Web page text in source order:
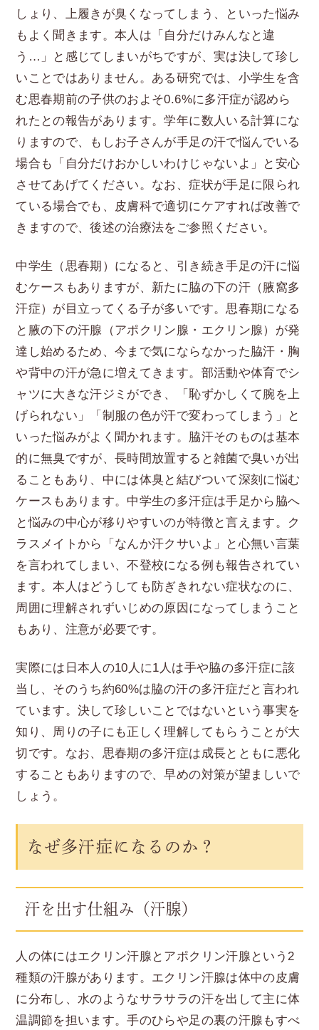
しょり、上履きが臭くなってしまう、といった悩み
もよく聞きます。本人は「自分だけみんなと違
う…」と感じてしまいがちですが、実は決して珍し
いことではありません。ある研究では、小学生を含
む思春期前の子供のおよそ0.6%に多汗症が認めら
れたとの報告があります。学年に数人いる計算にな
りますので、もしお子さんが手足の汗で悩んでいる
場合も「自分だけおかしいわけじゃないよ」と安心
させてあげてください。なお、症状が手足に限られ
ている場合でも、皮膚科で適切にケアすれば改善で
きますので、後述の治療法をご参照ください。
中学生（思春期）になると、引き続き手足の汗に悩
むケースもありますが、新たに脇の下の汗（腋窩多
汗症）が目立ってくる子が多いです。思春期になる
と腋の下の汗腺（アポクリン腺・エクリン腺）が発
達し始めるため、今まで気にならなかった脇汗・胸
や背中の汗が急に増えてきます。部活動や体育でシ
ャツに大きな汗ジミができ、「恥ずかしくて腕を上
げられない」「制服の色が汗で変わってしまう」と
いった悩みがよく聞かれます。脇汗そのものは基本
的に無臭ですが、長時間放置すると雑菌で臭いが出
ることもあり、中には体臭と結びついて深刻に悩む
ケースもあります。中学生の多汗症は手足から脇へ
と悩みの中心が移りやすいのが特徴と言えます。ク
ラスメイトから「なんか汗クサいよ」と心無い言葉
を言われてしまい、不登校になる例も報告されてい
ます。本人はどうしても防ぎきれない症状なのに、
周囲に理解されずいじめの原因になってしまうこと
もあり、注意が必要です。
実際には日本人の10人に1人は手や脇の多汗症に該
当し、そのうち約60%は脇の汗の多汗症だと言われ
ています。決して珍しいことではないという事実を
知り、周りの子にも正しく理解してもらうことが大
切です。なお、思春期の多汗症は成長とともに悪化
することもありますので、早めの対策が望ましいで
しょう。
なぜ多汗症になるのか？
汗を出す仕組み（汗腺）
人の体にはエクリン汗腺とアポクリン汗腺という2
種類の汗腺があります。エクリン汗腺は体中の皮膚
に分布し、水のようなサラサラの汗を出して主に体
温調節を担います。手のひらや足の裏の汗腺もすべ